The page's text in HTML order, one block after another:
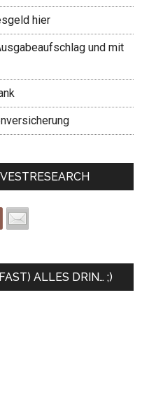
hier
und mit
ALLES DRIN… ;)